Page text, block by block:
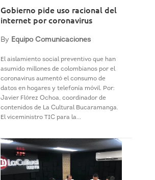
Gobierno pide uso racional del
internet por coronavirus
By Equipo Comunicaciones
El aislamiento social preventivo que han
asumido millones de colombianos por el
coronavirus aumentó el consumo de
datos en hogares y telefonía móvil. Por:
Javier Flórez Ochoa, coordinador de
contenidos de La Cultural Bucaramanga.
El viceministro TIC para la...